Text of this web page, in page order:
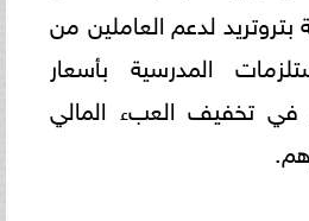
بتروتريد لدعم العاملين من
المدرسية بأسعار
تخفيف العبء المالي